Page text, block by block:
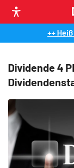
++
Dividende 4